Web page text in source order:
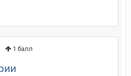
1 балл